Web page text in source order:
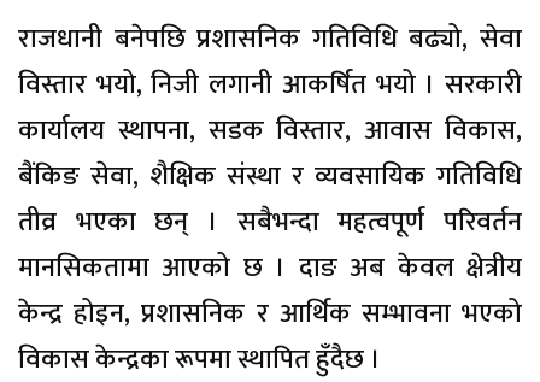
राजधानी बनेपछि प्रशासनिक गतिविधि बढ्यो, सेवा
विस्तार भयो, निजी लगानी आकर्षित भयो । सरकारी
कार्यालय स्थापना, सडक विस्तार, आवास विकास,
बैंकिङ सेवा, शैक्षिक संस्था र व्यवसायिक गतिविधि
तीव्र भएका छन् । सबैभन्दा महत्वपूर्ण परिवर्तन
मानसिकतामा आएको छ । दाङ अब केवल क्षेत्रीय
केन्द्र होइन, प्रशासनिक र आर्थिक सम्भावना भएको
विकास केन्द्रका रूपमा स्थापित हुँदैछ ।